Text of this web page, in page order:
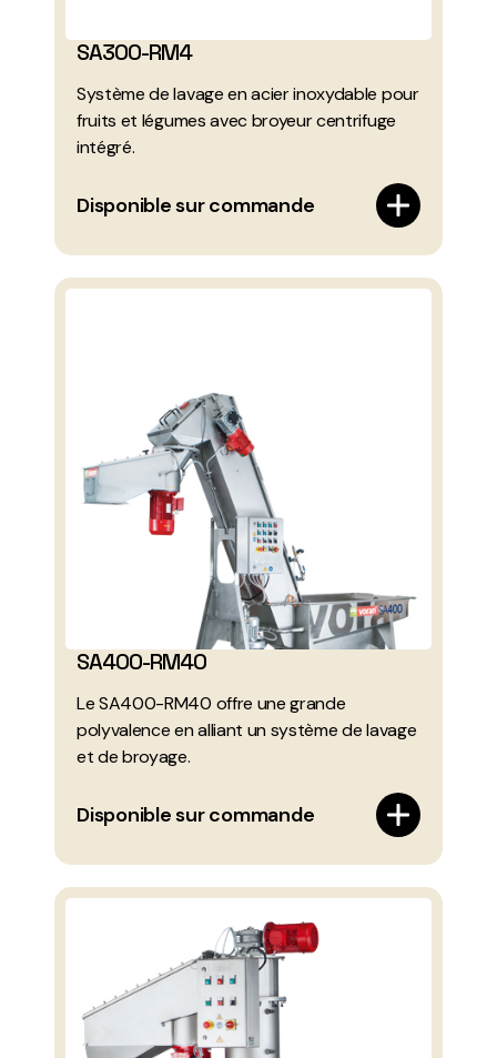
SA300-RM4
Système de lavage en acier inoxydable pour
fruits et légumes avec broyeur centrifuge
intégré.
Disponible sur commande
SA400-RM40
Le SA400-RM40 offre une grande
polyvalence en alliant un système de lavage
et de broyage.
Disponible sur commande